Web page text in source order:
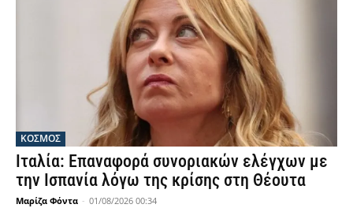
ΚΟΣΜΟΣ
Ιταλία: Επαναφορά συνοριακών ελέγχων με
την Ισπανία λόγω της κρίσης στη Θέουτα
Μαρίζα Φόντα - 01/08/2026 00:34